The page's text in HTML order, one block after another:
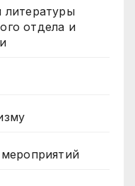
литературы
отдела и